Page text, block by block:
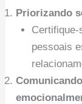
Priorizando
pessoais